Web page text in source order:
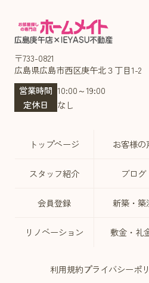
〒733-0821
広島県広島市西区庚午北３丁目1-2
営業時間 10:00～19:00
定休日
なし
トップページ お客様の
スタッフ紹介 ブログ
会員登録 新築・築
リノベーション 敷金・礼
利用規約プライバシーポ